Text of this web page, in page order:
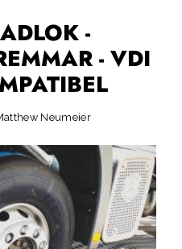
-
- VDI
Neumeier